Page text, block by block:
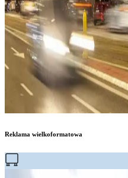
Reklama wielkoformatowa